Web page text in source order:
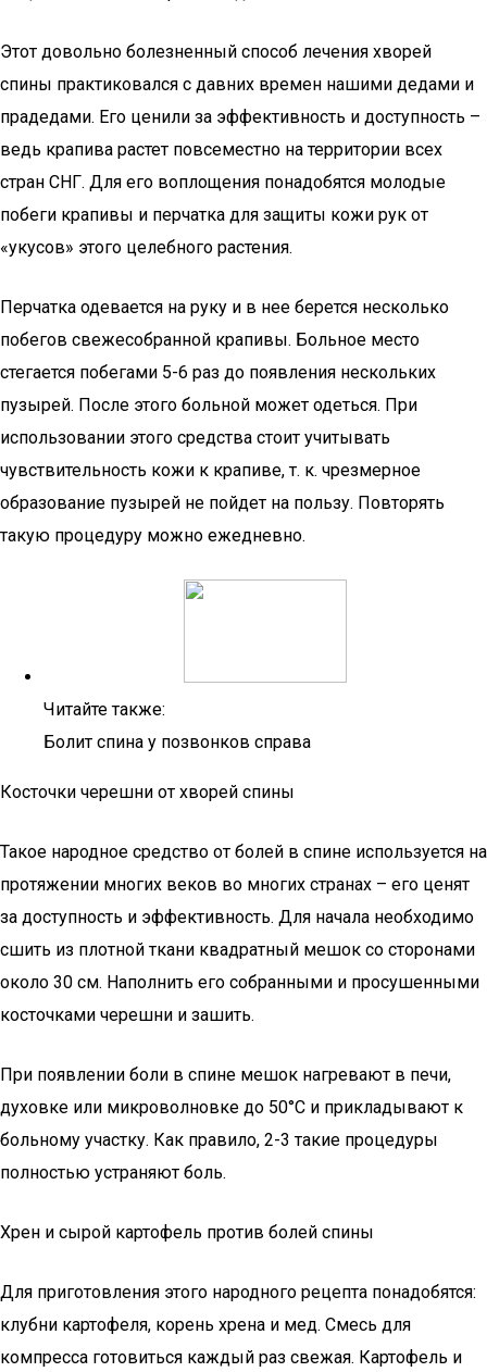
Этот довольно болезненный способ лечения хворей
спины практиковался с давних времен нашими дедами и
прадедами. Его ценили за эффективность и доступность –
ведь крапива растет повсеместно на территории всех
стран СНГ. Для его воплощения понадобятся молодые
побеги крапивы и перчатка для защиты кожи рук от
«укусов» этого целебного растения.
Перчатка одевается на руку и в нее берется несколько
побегов свежесобранной крапивы. Больное место
стегается побегами 5-6 раз до появления нескольких
пузырей. После этого больной может одеться. При
использовании этого средства стоит учитывать
чувствительность кожи к крапиве, т. к. чрезмерное
образование пузырей не пойдет на пользу. Повторять
такую процедуру можно ежедневно.
Читайте также:
Болит спина у позвонков справа
Косточки черешни от хворей спины
Такое народное средство от болей в спине используется на
протяжении многих веков во многих странах – его ценят
за доступность и эффективность. Для начала необходимо
сшить из плотной ткани квадратный мешок со сторонами
около 30 см. Наполнить его собранными и просушенными
косточками черешни и зашить.
При появлении боли в спине мешок нагревают в печи,
духовке или микроволновке до 50°C и прикладывают к
больному участку. Как правило, 2-3 такие процедуры
полностью устраняют боль.
Хрен и сырой картофель против болей спины
Для приготовления этого народного рецепта понадобятся:
клубни картофеля, корень хрена и мед. Смесь для
компресса готовиться каждый раз свежая. Картофель и